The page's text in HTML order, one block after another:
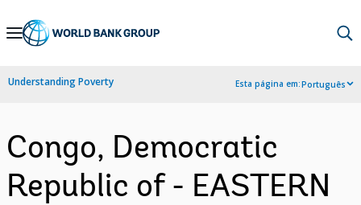
Skip
Navigation
Understanding Poverty Esta página em:Português
Congo, Democratic
Republic of - EASTERN